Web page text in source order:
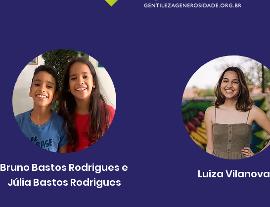
Bruno Bastos Rodrigues e
Júlia Bastos Rodrigues
Luiza Vilanova